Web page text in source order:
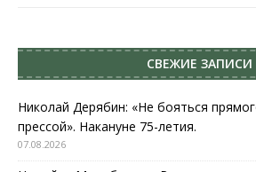
СВЕЖИЕ ЗАПИСИ
Николай Дерябин: «Не бояться
прессой». Накануне 75-летия.
07.08.2026